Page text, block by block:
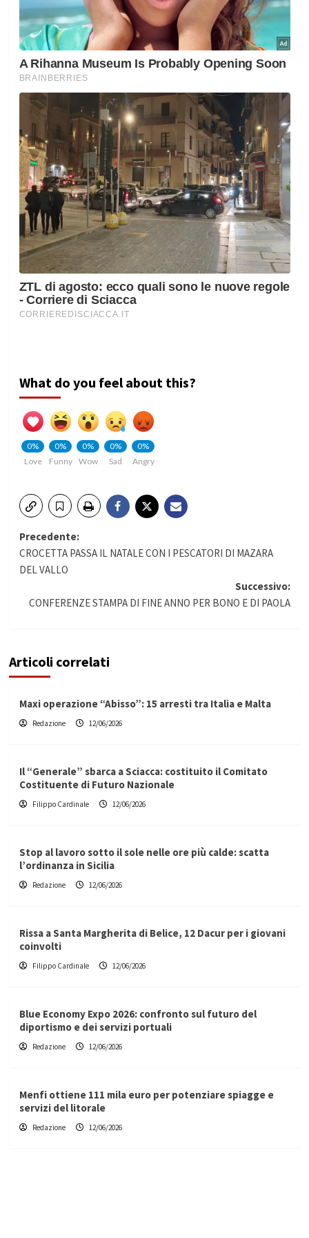
What do you feel about this?
0%
Love
0%
Funny
0%
Wow
0%
Sad
0%
Angry
Navigazione
articolo
Precedente:
CROCETTA PASSA IL NATALE CON I PESCATORI DI MAZARA
DEL VALLO
Successivo:
CONFERENZE STAMPA DI FINE ANNO PER BONO E DI PAOLA
Articoli correlati
Maxi operazione “Abisso”: 15 arresti tra Italia e Malta
Redazione 12/06/2026
Il “Generale” sbarca a Sciacca: costituito il Comitato
Costituente di Futuro Nazionale
Filippo Cardinale 12/06/2026
Stop al lavoro sotto il sole nelle ore più calde: scatta
l’ordinanza in Sicilia
Redazione 12/06/2026
Rissa a Santa Margherita di Belice, 12 Dacur per i giovani
coinvolti
Filippo Cardinale 12/06/2026
Blue Economy Expo 2026: confronto sul futuro del
diportismo e dei servizi portuali
Redazione 12/06/2026
Menfi ottiene 111 mila euro per potenziare spiagge e
servizi del litorale
Redazione 12/06/2026